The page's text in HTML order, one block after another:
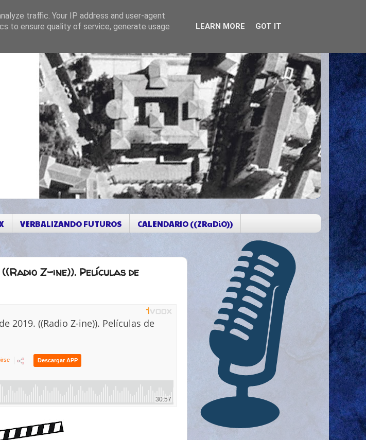
VERBALIZANDO FUTUROS CALENDARIO ((ZRaDiO))
Z-ine)). Películas de
traffic. Your IP address and user-agent
to ensure quality of service, generate usage
LEARN MORE GOT IT